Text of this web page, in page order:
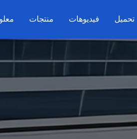
منتجات فيديوهات تحميل